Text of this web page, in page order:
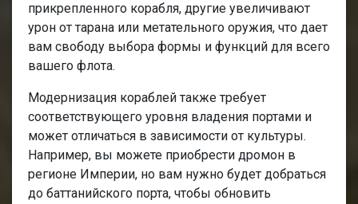
прикрепленного корабля, другие увеличивают
урон от тарана или метательного оружия, что дает
вам свободу выбора формы и функций для всего
вашего флота.
Модернизация кораблей также требует
соответствующего уровня владения портами и
может отличаться в зависимости от культуры.
Например, вы можете приобрести дромон в
регионе Империи, но вам нужно будет добраться
до баттанийского порта, чтобы обновить